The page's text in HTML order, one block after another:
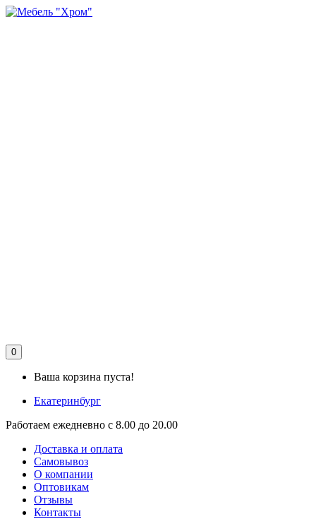
0
Ваша корзина пуста!
Екатеринбург
Работаем ежедневно с 8.00 до 20.00
Доставка и оплата
Самовывоз
О компании
Оптовикам
Отзывы
Контакты